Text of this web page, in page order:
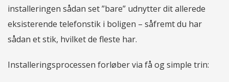
installeringen sådan set ”bare” udnytter dit allerede
eksisterende telefonstik i boligen – såfremt du har
sådan et stik, hvilket de fleste har.
Installeringsprocessen forløber via få og simple trin: